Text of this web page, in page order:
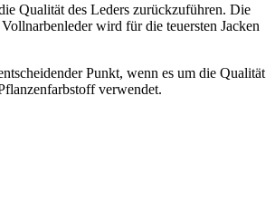
Qualität des Leders zurückzuführen. Die
wird für die teuersten Jacken
Punkt, wenn es um die Qualität
verwendet.